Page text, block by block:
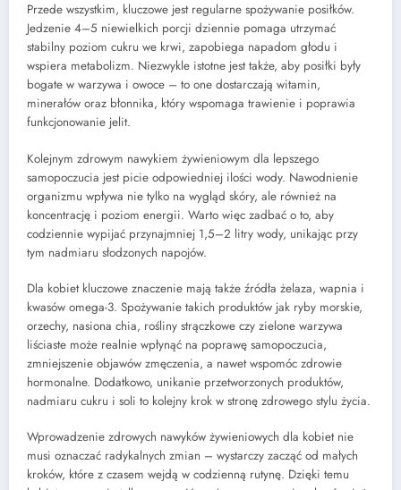
Przede wszystkim, kluczowe jest regularne spożywanie posiłków.
Jedzenie 4–5 niewielkich porcji dziennie pomaga utrzymać
stabilny poziom cukru we krwi, zapobiega napadom głodu i
wspiera metabolizm. Niezwykle istotne jest także, aby posiłki były
bogate w warzywa i owoce – to one dostarczają witamin,
minerałów oraz błonnika, który wspomaga trawienie i poprawia
funkcjonowanie jelit.
Kolejnym zdrowym nawykiem żywieniowym dla lepszego
samopoczucia jest picie odpowiedniej ilości wody. Nawodnienie
organizmu wpływa nie tylko na wygląd skóry, ale również na
koncentrację i poziom energii. Warto więc zadbać o to, aby
codziennie wypijać przynajmniej 1,5–2 litry wody, unikając przy
tym nadmiaru słodzonych napojów.
Dla kobiet kluczowe znaczenie mają także źródła żelaza, wapnia i
kwasów omega-3. Spożywanie takich produktów jak ryby morskie,
orzechy, nasiona chia, rośliny strączkowe czy zielone warzywa
liściaste może realnie wpłynąć na poprawę samopoczucia,
zmniejszenie objawów zmęczenia, a nawet wspomóc zdrowie
hormonalne. Dodatkowo, unikanie przetworzonych produktów,
nadmiaru cukru i soli to kolejny krok w stronę zdrowego stylu życia.
Wprowadzenie zdrowych nawyków żywieniowych dla kobiet nie
musi oznaczać radykalnych zmian – wystarczy zacząć od małych
kroków, które z czasem wejdą w codzienną rutynę. Dzięki temu